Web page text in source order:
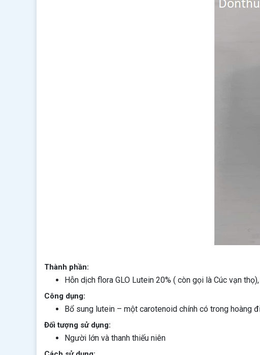
Thành phần:
Hỗn dịch flora GLO Lutein 20% ( còn gọi là Cúc vạn
Công dụng:
Bổ sung lutein – một carotenoid chính có trong hoàng
Đối tượng sử dụng:
Người lớn và thanh thiếu niên